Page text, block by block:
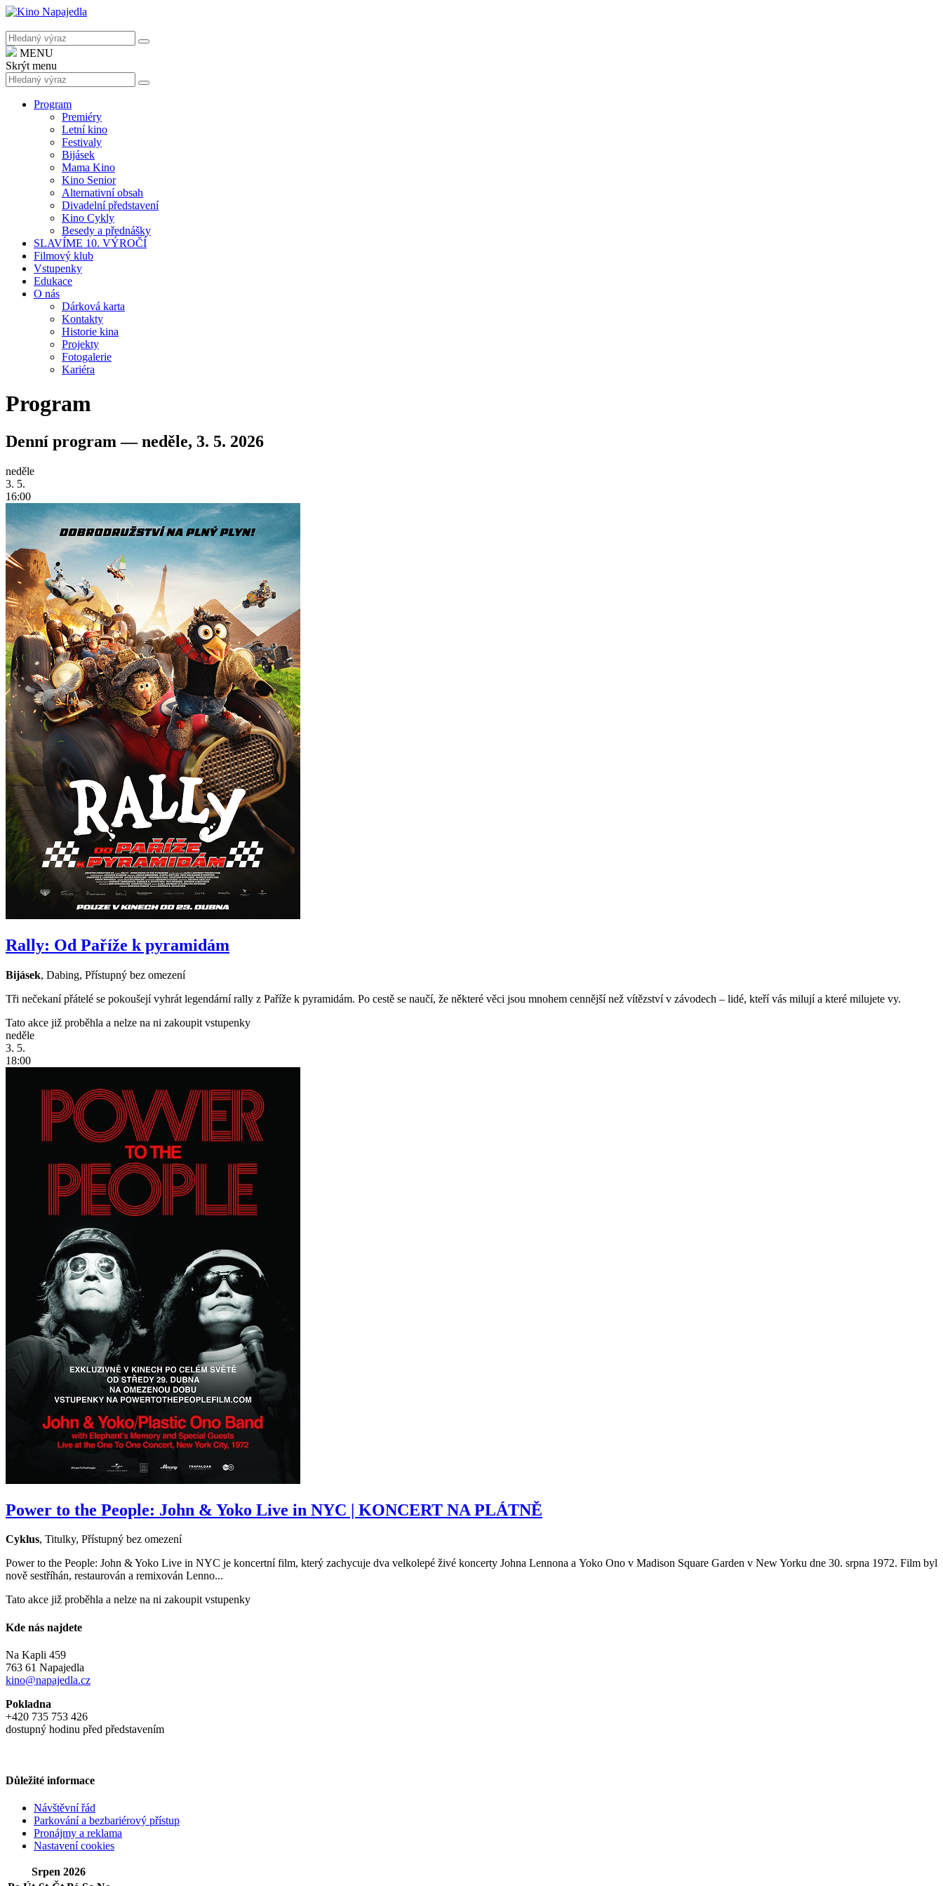
MENU
Skrýt menu
Program
Premiéry
Letní kino
Festivaly
Bijásek
Mama Kino
Kino Senior
Alternativní obsah
Divadelní představení
Kino Cykly
Besedy a přednášky
SLAVÍME 10. VÝROČÍ
Filmový klub
Vstupenky
Edukace
O nás
Dárková karta
Kontakty
Historie kina
Projekty
Fotogalerie
Kariéra
Program
Denní program — neděle, 3. 5. 2026
neděle
3. 5.
16:00
Rally: Od Paříže k pyramidám
Bijásek, Dabing, Přístupný bez omezení
Tři nečekaní přátelé se pokoušejí vyhrát legendární rally z Paříže k pyramidám. Po cestě se naučí, že některé věci jsou mnohem cennější než vítězství v závodech – lidé, kteří vás milují a které milujete vy.
Tato akce již proběhla a nelze na ni zakoupit vstupenky
neděle
3. 5.
18:00
Power to the People: John & Yoko Live in NYC | KONCERT NA PLÁTNĚ
Cyklus, Titulky, Přístupný bez omezení
Power to the People: John & Yoko Live in NYC je koncertní film, který zachycuje dva velkolepé živé koncerty Johna Lennona a Yoko Ono v Madison Square Garden v New Yorku dne 30. srpna 1972. Film byl
nově sestříhán, restaurován a remixován Lenno...
Tato akce již proběhla a nelze na ni zakoupit vstupenky
Kde nás najdete
Na Kapli 459
763 61 Napajedla
kino@napajedla.cz
Pokladna
+420 735 753 426
dostupný hodinu před představením
Důležité informace
Návštěvní řád
Parkování a bezbariérový přístup
Pronájmy a reklama
Nastavení cookies
Srpen 2026